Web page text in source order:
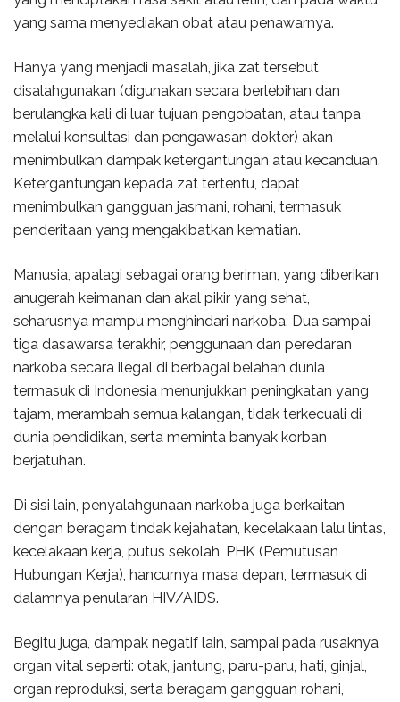
yang sama menyediakan obat atau penawarnya.
Hanya yang menjadi masalah, jika zat tersebut
disalahgunakan (digunakan secara berlebihan dan
berulangka kali di luar tujuan pengobatan, atau tanpa
melalui konsultasi dan pengawasan dokter) akan
menimbulkan dampak ketergantungan atau kecanduan.
Ketergantungan kepada zat tertentu, dapat
menimbulkan gangguan jasmani, rohani, termasuk
penderitaan yang mengakibatkan kematian.
Manusia, apalagi sebagai orang beriman, yang diberikan
anugerah keimanan dan akal pikir yang sehat,
seharusnya mampu menghindari narkoba. Dua sampai
tiga dasawarsa terakhir, penggunaan dan peredaran
narkoba secara ilegal di berbagai belahan dunia
termasuk di Indonesia menunjukkan peningkatan yang
tajam, merambah semua kalangan, tidak terkecuali di
dunia pendidikan, serta meminta banyak korban
berjatuhan.
Di sisi lain, penyalahgunaan narkoba juga berkaitan
dengan beragam tindak kejahatan, kecelakaan lalu lintas,
kecelakaan kerja, putus sekolah, PHK (Pemutusan
Hubungan Kerja), hancurnya masa depan, termasuk di
dalamnya penularan HIV/AIDS.
Begitu juga, dampak negatif lain, sampai pada rusaknya
organ vital seperti: otak, jantung, paru-paru, hati, ginjal,
organ reproduksi, serta beragam gangguan rohani,